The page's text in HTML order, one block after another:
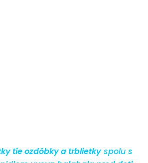
tie ozdôbky a trblietkyspolu s